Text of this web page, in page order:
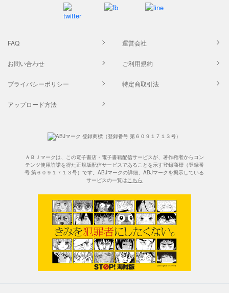
FAQ 運営会社
お問い合わせ ご利用規約
プライバシーポリシー 特定商取引法
アップロード方法
ＡＢＪマークは、この電子書店・電子書籍配信サービスが、著作権者からコン
テンツ使用許諾を得た正規版配信サービスであることを示す登録商標（登録番
号 第６０９１７１３号）です。ABJマークの詳細、ABJマークを掲示している
サービスの一覧はこちら